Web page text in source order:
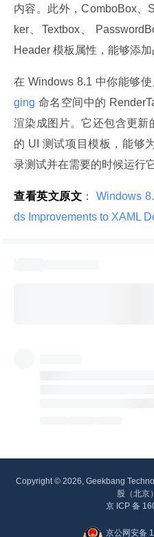
内容。此外，ComboBox、
ker、Textbox、
Header 模板属性，能够添加
在 Windows 8.1 中你能够使
ging 命名空间中的
渲染成图片。它还包含更新
的 UI 测试项目模板，能够
录测试并在需要的时候运行它
查看英文原文 ：
Windows
ds Improvements to XAML
Copyright © 2026, Geekbang
股（北京
京 ICP 备
京公网安备